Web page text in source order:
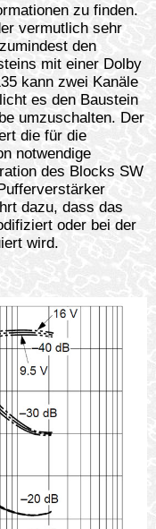
zu finden.
vermutlich sehr
den
mit einer Dolby
kann zwei Kanäle
es den Baustein
umzuschalten. Der
die für die
notwendige
des Blocks SW
dazu, dass das
oder bei der
wird.